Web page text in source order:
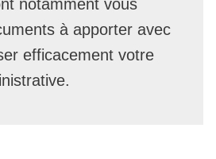
notamment vous
à apporter avec
efficacement votre